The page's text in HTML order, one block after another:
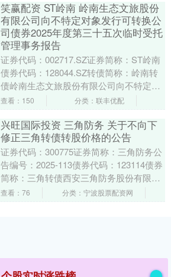
笑赢配资 ST岭南 岭南生态文旅股份
有限公司向不特定对象发行可转换公
司债券2025年度第三十五次临时受托
管理事务报告
证券代码：002717.SZ证券简称：ST岭南
债券代码：128044.SZ转债简称：岭南转
债岭南生态文旅股份有限公司向不特定对
象发行可转换公司债券债券受托管理人....
查看：150 分类：联丰优配
兴旺国际投资 三角防务 关于不向下
修正三角转债转股价格的公告
证券代码：300775证券简称：三角防务公
告编号：2025-113债券代码：123114债券
简称：三角转债西安三角防务股份有限公
司本公司及董事会全体成员保证信息....
查看：76 分类：宁波股票配资网